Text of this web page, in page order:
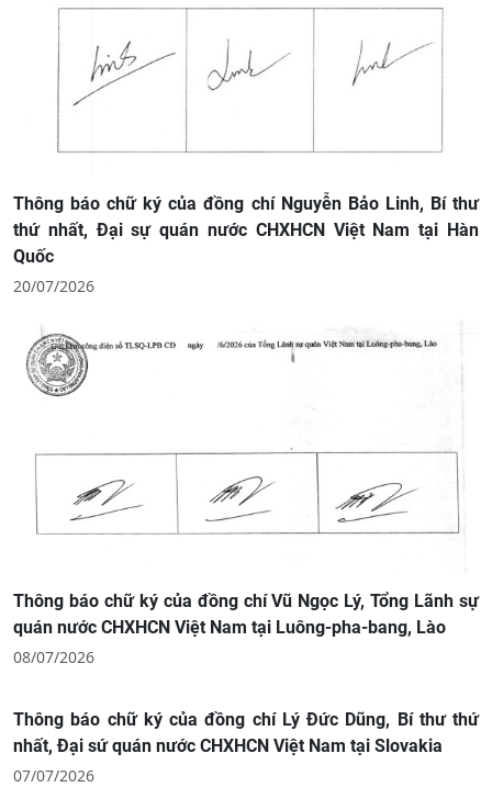
Thông báo chữ ký của đồng chí Nguyễn Bảo Linh, Bí thư
thứ nhất, Đại sự quán nước CHXHCN Việt Nam tại Hàn
Quốc
20/07/2026
Thông báo chữ ký của đồng chí Vũ Ngọc Lý, Tổng Lãnh sự
quán nước CHXHCN Việt Nam tại Luông-pha-bang, Lào
08/07/2026
Thông báo chữ ký của đồng chí Lý Đức Dũng, Bí thư thứ
nhất, Đại sứ quán nước CHXHCN Việt Nam tại Slovakia
07/07/2026